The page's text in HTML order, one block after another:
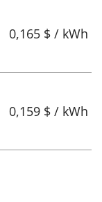
0,165 $ / kWh
0,159 $ / kWh